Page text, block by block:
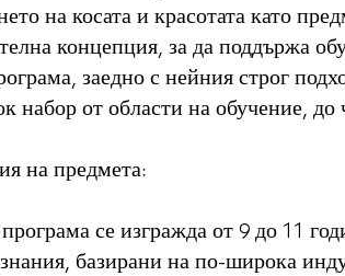
на косата и красотата като
концепция, за да поддържа
заедно с нейния строг
набор от области на обучение, до
на предмета:
се изгражда от 9 до 11
базирани на по-широка